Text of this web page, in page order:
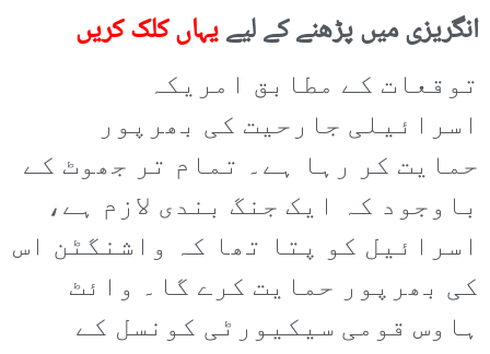
انگریزی میں پڑھنے کے لیےیہاں کلک کریں
توقعات کے مطابق امریکہ
اسرائیلی جارحیت کی بھرپور
حمایت کر رہا ہے۔ تمام تر جھوٹ کے
باوجود کہ ایک جنگ بندی لازم ہے،
اسرائیل کو پتا تھا کہ واشنگٹن اس
کی بھرپور حمایت کرے گا۔ وائٹ
ہاوس قومی سیکیورٹی کونسل کے